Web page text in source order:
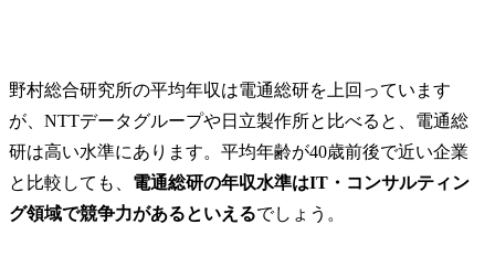
野村総合研究所の平均年収は電通総研を上回っています
が、NTTデータグループや日立製作所と比べると、電通総
研は高い水準にあります。平均年齢が40歳前後で近い企業
と比較しても、 電通総研の年収水準はIT・コンサルティン
グ領域で競争力があるといえるでしょう。